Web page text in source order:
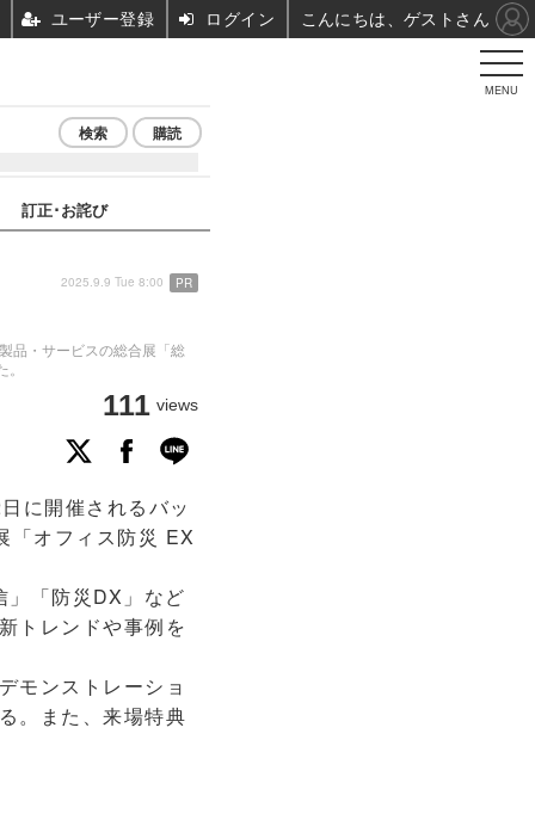
MENU
検索 購読
訂正･お詫び
品・サービスの総合展「総
111 views
2025.9.9 Tue 8:00 PR
に開催されるバッ
「オフィス防災 EX
「防災DX」など
トレンドや事例を
モンストレーショ
。また、来場特典
ユーザー登録 ログイン こんにちは、ゲストさん